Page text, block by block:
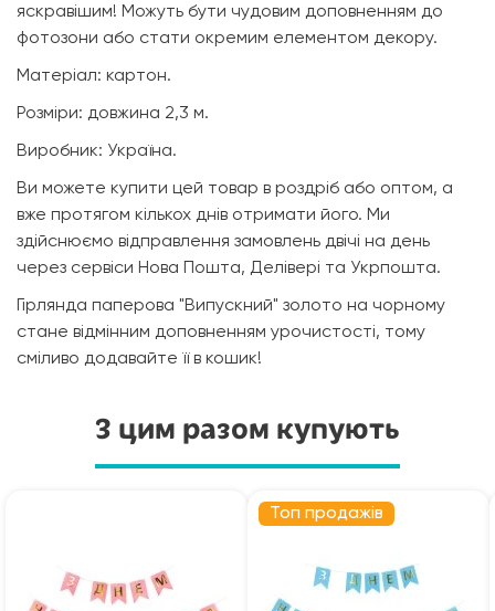
яскравішим! Можуть бути чудовим доповненням до
фотозони або стати окремим елементом декору.
Матеріал: картон.
Розміри: довжина 2,3 м.
Виробник: Україна.
Ви можете купити цей товар в роздріб або оптом, а
вже протягом кількох днів отримати його. Ми
здійснюємо відправлення замовлень двічі на день
через сервіси Нова Пошта, Делівері та Укрпошта.
Гірлянда паперова "Випускний" золото на чорному
стане відмінним доповненням урочистості, тому
сміливо додавайте її в кошик!
З цим разом купують
Топ продажів